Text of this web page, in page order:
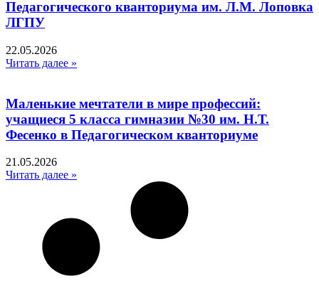
Педагогического кванториума им. Л.М. Лоповка
ЛГПУ
22.05.2026
Читать далее »
Маленькие мечтатели в мире профессий:
учащиеся 5 класса гимназии №30 им. Н.Т.
Фесенко в Педагогическом кванториуме
21.05.2026
Читать далее »